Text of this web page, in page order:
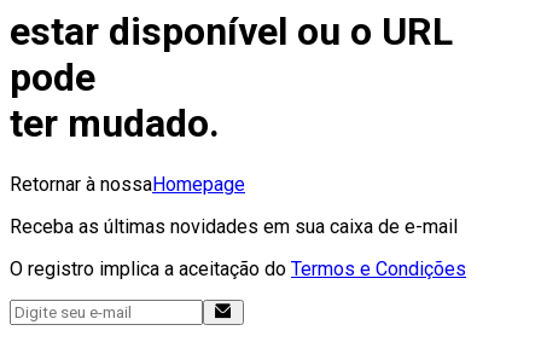
estar disponível ou o URL
pode
ter mudado.
Retornar à nossaHomepage
Receba as últimas novidades em sua caixa de e-mail
O registro implica a aceitação do Termos e Condições